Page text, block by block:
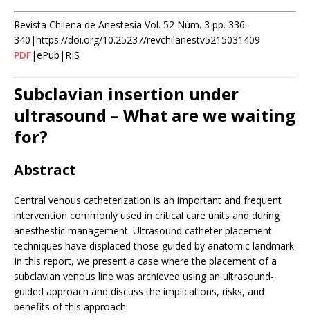
Revista Chilena de Anestesia Vol. 52 Núm. 3 pp. 336-
340|https://doi.org/10.25237/revchilanestv5215031409
PDF|ePub|RIS
Subclavian insertion under
ultrasound – What are we waiting
for?
Abstract
Central venous catheterization is an important and frequent
intervention commonly used in critical care units and during
anesthestic management. Ultrasound catheter placement
techniques have displaced those guided by anatomic landmark.
In this report, we present a case where the placement of a
subclavian venous line was archieved using an ultrasound-
guided approach and discuss the implications, risks, and
benefits of this approach.